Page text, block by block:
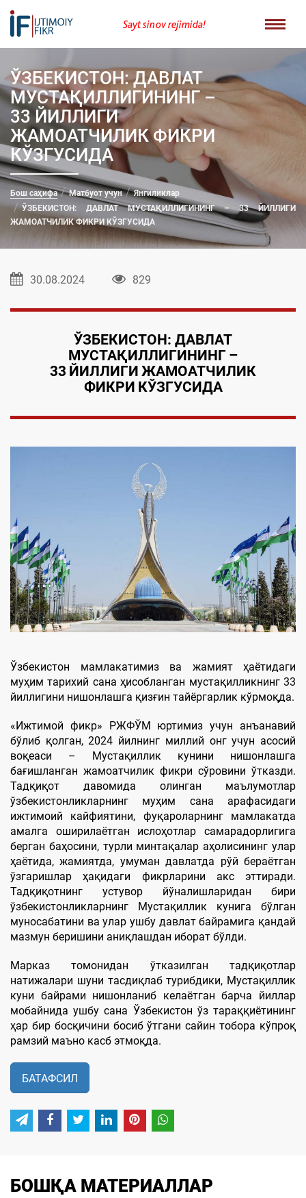
Sayt sinov rejimida!
ЎЗБЕКИСТОН: ДАВЛАТ
МУСТАҚИЛЛИГИНИНГ –
33 ЙИЛЛИГИ
ЖАМОАТЧИЛИК ФИКРИ
КЎЗГУСИДА
Бош саҳифа Матбуот учун
Янгиликлар
ЎЗБЕКИСТОН: ДАВЛАТ МУСТАҚИЛЛИГИНИНГ – 33 ЙИЛЛИГИ
ЖАМОАТЧИЛИК ФИКРИ КЎЗГУСИДА
30.08.2024 829
ЎЗБЕКИСТОН: ДАВЛАТ
МУСТАҚИЛЛИГИНИНГ –
33 ЙИЛЛИГИ ЖАМОАТЧИЛИК
ФИКРИ КЎЗГУСИДА
Ўзбекистон мамлакатимиз ва жамият ҳаётидаги
муҳим тарихий сана ҳисобланган мустақилликнинг 33
йиллигини нишонлашга қизғин тайёргарлик кўрмоқда.
«Ижтимой фикр» РЖФЎМ юртимиз учун анъанавий
бўлиб қолган, 2024 йилнинг миллий онг учун асосий
воқеаси – Мустақиллик кунини нишонлашга
бағишланган жамоатчилик фикри сўровини ўтказди.
Тадқиқот давомида олинган маълумотлар
ўзбекистонликларнинг муҳим сана арафасидаги
ижтимоий кайфиятини, фуқароларнинг мамлакатда
амалга оширилаётган ислоҳотлар самарадорлигига
берган баҳосини, турли минтақалар аҳолисининг улар
ҳаётида, жамиятда, умуман давлатда рўй бераётган
ўзгаришлар ҳақидаги фикрларини акс эттиради.
Тадқиқотнинг устувор йўналишларидан бири
ўзбекистонликларнинг Мустақиллик кунига бўлган
муносабатини ва улар ушбу давлат байрамига қандай
мазмун беришини аниқлашдан иборат бўлди.
Марказ томонидан ўтказилган тадқиқотлар
натижалари шуни тасдиқлаб турибдики, Мустақиллик
куни байрами нишонланиб келаётган барча йиллар
мобайнида ушбу сана Ўзбекистон ўз тараққиётининг
ҳар бир босқичини босиб ўтгани сайин тобора кўпроқ
рамзий маъно касб этмоқда.
БАТАФСИЛ
БОШҚА МАТЕРИАЛЛАР